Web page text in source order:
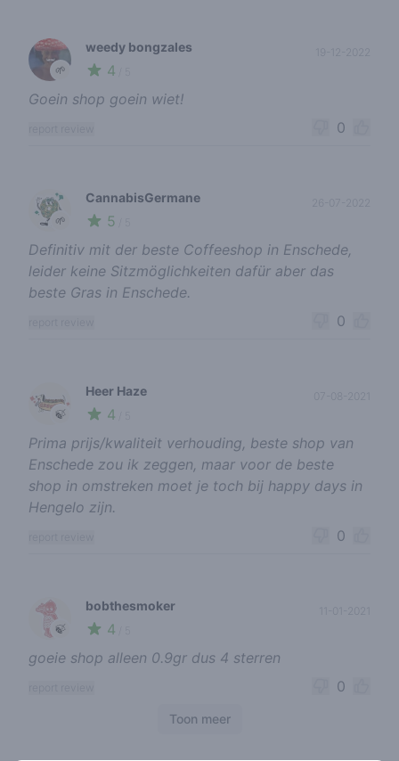
🌱
weedy bongzales
4
Goein shop goein wiet!
0
🌱
CannabisGermane
5
Definitiv mit der beste Coffeeshop in Enschede,
leider keine Sitzmöglichkeiten dafür aber das
beste Gras in Enschede.
0
🍃
Heer Haze
4
Prima prijs/kwaliteit verhouding, beste shop van
Enschede zou ik zeggen, maar voor de beste
shop in omstreken moet je toch bij happy days in
Hengelo zijn.
0
🍃
bobthesmoker
4
goeie shop alleen 0.9gr dus 4 sterren
0
Toon meer